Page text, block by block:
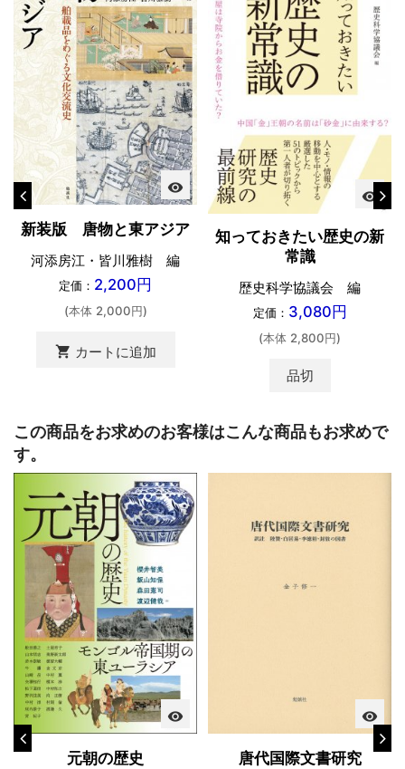
visibility
新装版 唐物と東アジア
河添房江・皆川雅樹 編
定価： 2,200円
(本体 2,000円)
shopping_cart カートに追加
visibility
知っておきたい歴史の新
常識
歴史科学協議会 編
定価： 3,080円
(本体 2,800円)
品切
この商品をお求めのお客様はこんな商品もお求めで
す。
visibility
元朝の歴史
visibility
唐代国際文書研究